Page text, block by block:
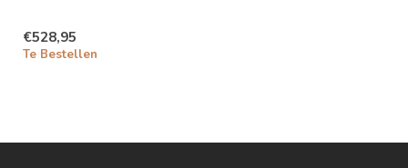
€528,95
Te Bestellen